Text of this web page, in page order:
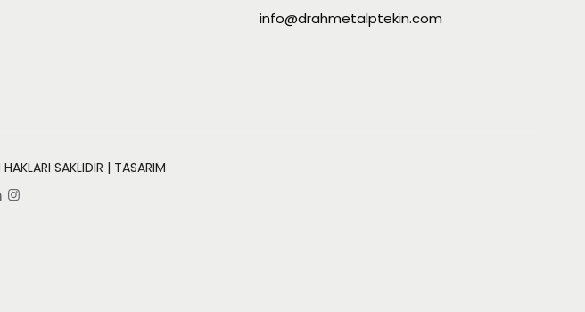
info@drahmetalptekin.com
SAKLIDIR | TASARIM